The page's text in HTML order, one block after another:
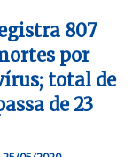
807
por
total de
de 23